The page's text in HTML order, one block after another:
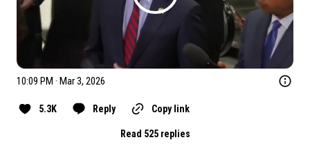
10:09 PM · Mar 3, 2026
5.3K Reply Copy link
Read 525 replies